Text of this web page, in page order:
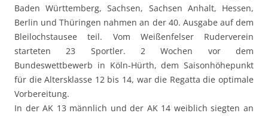
Baden Württemberg, Sachsen, Sachsen Anhalt, Hessen,
Berlin und Thüringen nahmen an der 40. Ausgabe auf dem
Bleilochstausee teil. Vom Weißenfelser Ruderverein
starteten 23 Sportler. 2 Wochen vor dem
Bundeswettbewerb in Köln-Hürth, dem Saisonhöhepunkt
für die Altersklasse 12 bis 14, war die Regatta die optimale
Vorbereitung.
In der AK 13 männlich und der AK 14 weiblich siegten an